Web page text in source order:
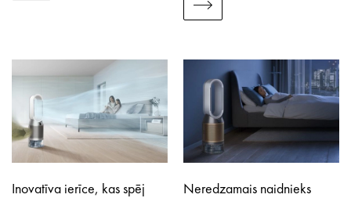
Inovatīva ierīce, kas spēj
Neredzamais naidnieks